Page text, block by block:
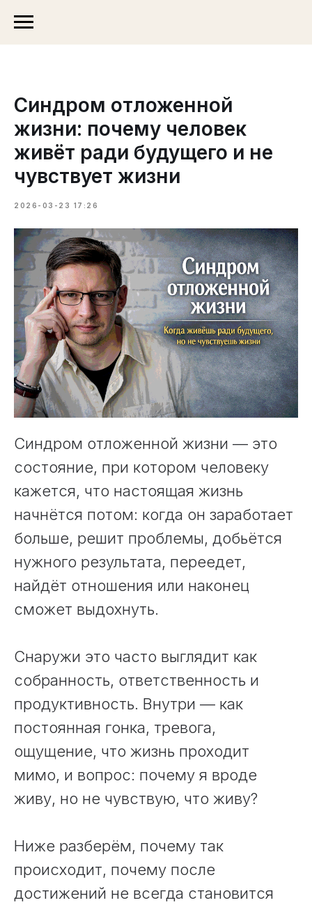
Синдром отложенной
жизни: почему человек
живёт ради будущего и не
чувствует жизни
2026-03-23 17:26
Синдром отложенной жизни — это
состояние, при котором человеку
кажется, что настоящая жизнь
начнётся потом: когда он заработает
больше, решит проблемы, добьётся
нужного результата, переедет,
найдёт отношения или наконец
сможет выдохнуть.
Снаружи это часто выглядит как
собранность, ответственность и
продуктивность. Внутри — как
постоянная гонка, тревога,
ощущение, что жизнь проходит
мимо, и вопрос: почему я вроде
живу, но не чувствую, что живу?
Ниже разберём, почему так
происходит, почему после
достижений не всегда становится